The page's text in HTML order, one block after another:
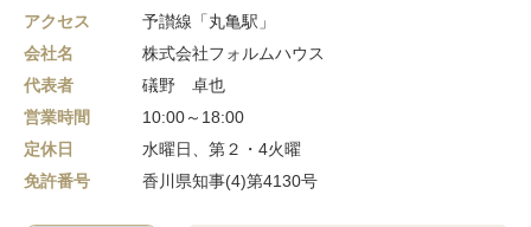
アクセス
予讃線「丸亀駅」
会社名
株式会社フォルムハウス
代表者
礒野 卓也
営業時間
10:00～18:00
定休日
水曜日、第２・4火曜
免許番号
香川県知事(4)第4130号